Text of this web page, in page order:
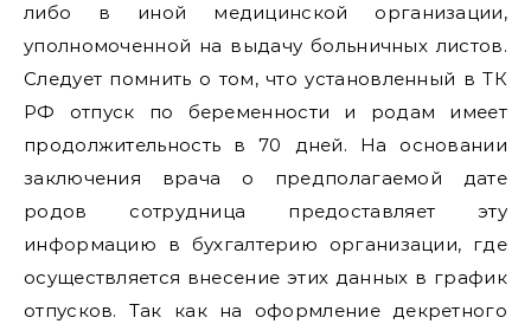
либо в иной медицинской организации,
уполномоченной на выдачу больничных листов.
Следует помнить о том, что установленный в ТК
РФ отпуск по беременности и родам имеет
продолжительность в 70 дней. На основании
заключения врача о предполагаемой дате
родов сотрудница предоставляет эту
информацию в бухгалтерию организации, где
осуществляется внесение этих данных в график
отпусков. Так как на оформление декретного